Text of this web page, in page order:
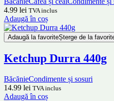
4.99 lei TVA inclus
Adaugă în coș
Adaugă la favoriteȘterge de la
Ketchup Durra 440g
BăcănieCondimente și sosuri
14.99 lei TVA inclus
Adaugă în coș